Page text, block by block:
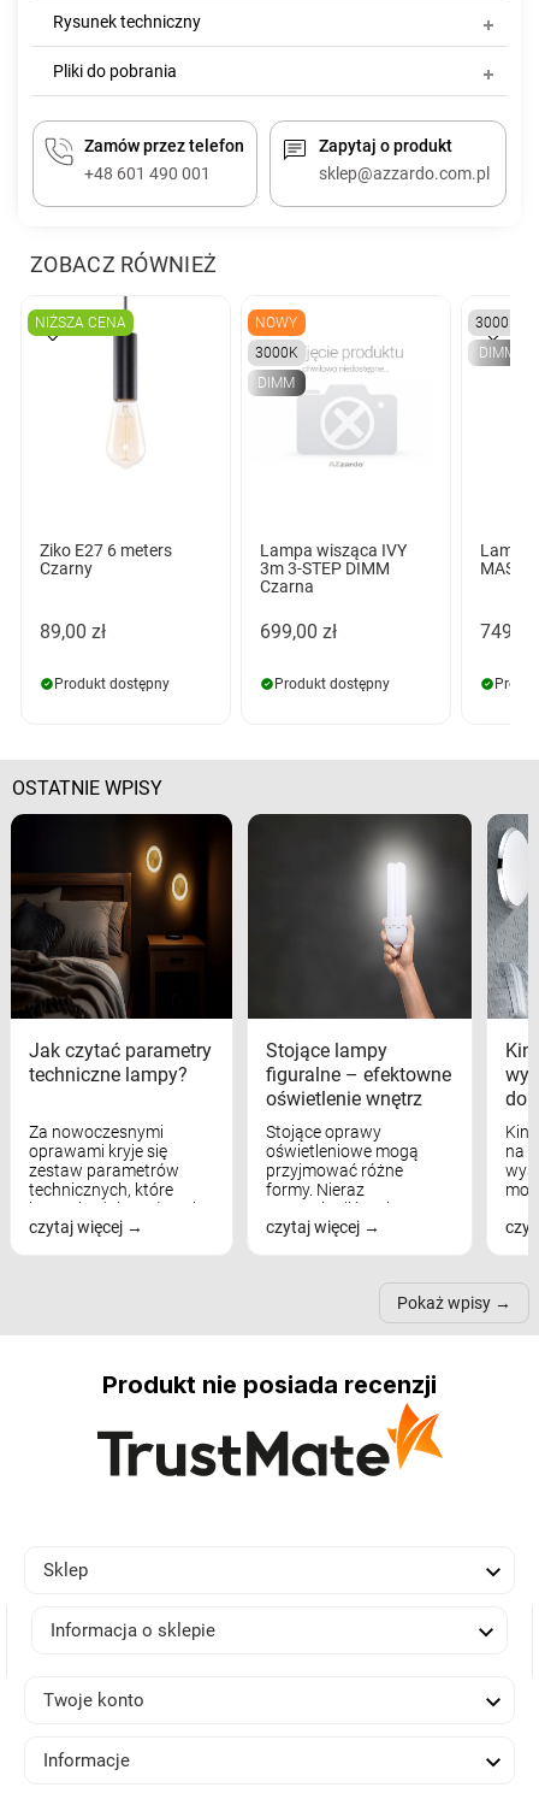
Rysunek techniczny
Pliki do pobrania
Zamów przez telefon
+48 601 490 001
Zapytaj o produkt
sklep@azzardo.com.pl
ZOBACZ RÓWNIEŻ
NIŻSZA CENA
Ziko E27 6 meters
Czarny
89,00 zł
Produkt dostępny
NOWY
3000K
DIMM
Lampa wisząca IVY
3m 3-STEP DIMM
Czarna
699,00 zł
Produkt dostępny
3000K
DIMM
Lampa
749,00
OSTATNIE WPISY
Jak czytać parametry
techniczne lampy?
Za nowoczesnymi
oprawami kryje się
zestaw parametrów
technicznych, które
bezpośrednio wpływają
na komfort widzenia,
czytaj więcej
Stojące lampy
figuralne – efektowne
oświetlenie wnętrz
Stojące oprawy
oświetleniowe mogą
przyjmować różne
formy. Nieraz
wspominaliśmy już
modele na łukowych
nich może przydać się w
czytaj więcej
na
Pokaż wpisy
Produkt nie posiada recenzji
Sklep 
Informacja o sklepie 
Twoje konto 
Informacje 